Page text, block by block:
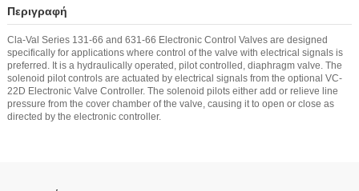
Περιγραφή
Cla-Val Series 131-66 and 631-66 Electronic Control Valves are designed
specifically for applications where control of the valve with electrical signals is
preferred. It is a hydraulically operated, pilot controlled, diaphragm valve. The
solenoid pilot controls are actuated by electrical signals from the optional VC-
22D Electronic Valve Controller. The solenoid pilots either add or relieve line
pressure from the cover chamber of the valve, causing it to open or close as
directed by the electronic controller.